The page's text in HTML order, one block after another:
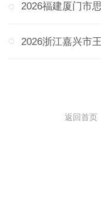
2026福建厦门市
2026浙江嘉兴市
返回首页